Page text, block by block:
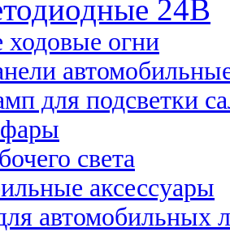
24B
огни
для подсветки
света
аксессуары
автомобильных